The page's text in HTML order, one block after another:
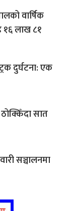
वार्षिक
१६ लाख ८१
दुर्घटना: एक
सात
सञ्चालनमा